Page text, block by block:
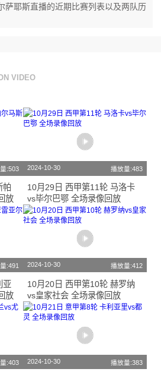
萨耶斯直播的近期比赛列表以及两队历
VIDEO
:503
帕
放
2024-10-30 播放量:483
10月29日 西甲第11轮 马洛卡
vs毕尔巴鄂 全场录像回放
:491
亚
放
2024-10-30 播放量:412
10月20日 西甲第10轮 赫罗纳
vs皇家社会 全场录像回放
:403 2024-10-30 播放量:383